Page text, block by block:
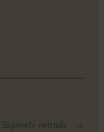
Siguiente entrada